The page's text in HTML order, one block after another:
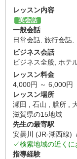
レッスン内容
英会話
一般会話
日常会話 旅行会話
ビジネス会話
ビジネス全般 ホテ
レッスン料金
4,000円 ～ 6,000円
レッスン場所
瀬田 , 石山 , 膳所 ,
滋賀県の15地域
先生の最寄駅
安曇川 (JR-湖西線
✓検索地域の近くに
指導経験